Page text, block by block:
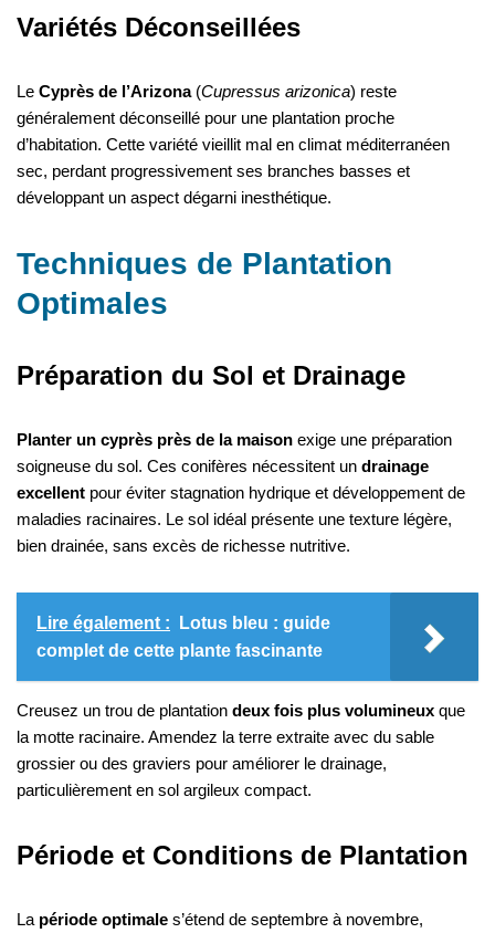
Variétés Déconseillées
Le Cyprès de l’Arizona(Cupressus arizonica) reste
généralement déconseillé pour une plantation proche
d’habitation. Cette variété vieillit mal en climat méditerranéen
sec, perdant progressivement ses branches basses et
développant un aspect dégarni inesthétique.
Techniques de Plantation
Optimales
Préparation du Sol et Drainage
Planter un cyprès près de la maison exige une préparation
soigneuse du sol. Ces conifères nécessitent un drainage
excellent pour éviter stagnation hydrique et développement de
maladies racinaires. Le sol idéal présente une texture légère,
bien drainée, sans excès de richesse nutritive.
Lire également :
Lotus bleu : guide
complet de cette plante fascinante
Creusez un trou de plantation deux fois plus volumineux que
la motte racinaire. Amendez la terre extraite avec du sable
grossier ou des graviers pour améliorer le drainage,
particulièrement en sol argileux compact.
Période et Conditions de Plantation
La période optimale s’étend de septembre à novembre,